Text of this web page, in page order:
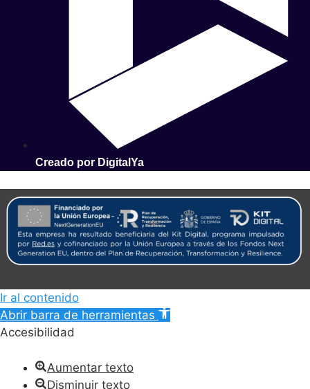
Creado por DigitalYa
Ir al contenido
Abrir barra de herramientas
Accesibilidad
Aumentar texto
Disminuir texto